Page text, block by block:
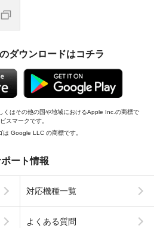
ダウンロードはコチラ
はその他の国や地域におけるApple Inc.の商標で
スマークです。
Google LLC の商標です。
ート情報
対応機種一覧
よくある質問